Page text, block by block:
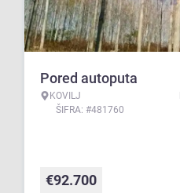
Pored autoputa
KOVILJ
ŠIFRA: #481760
€92.700